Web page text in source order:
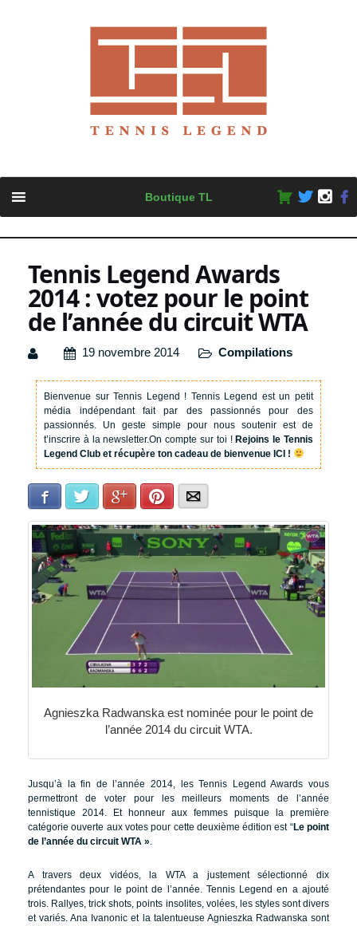
content
Boutique TL
Tennis Legend Awards
2014 : votez pour le point
de l’année du circuit WTA
19 novembre 2014 Compilations
Bienvenue sur Tennis Legend ! Tennis Legend est un petit
média indépendant fait par des passionnés pour des
passionnés. Un geste simple pour nous soutenir est de
t’inscrire à la newsletter.On compte sur toi !Rejoins le Tennis
Legend Club et récupère ton cadeau de bienvenue ICI !
Facebook Twitter Google+Pinterest
Agnieszka Radwanska est nominée pour le point de
l’année 2014 du circuit WTA.
Jusqu’à la fin de l’année 2014, les Tennis Legend Awards vous
permettront de voter pour les meilleurs moments de l’année
tennistique 2014. Et honneur aux femmes puisque la première
catégorie ouverte aux votes pour cette deuxième édition est “Le point
de l’année du circuit WTA ».
A travers deux vidéos, la WTA a justement sélectionné dix
prétendantes pour le point de l’année. Tennis Legend en a ajouté
trois. Rallyes, trick shots, points insolites, volées, les styles sont divers
et variés. Ana Ivanonic et la talentueuse Agnieszka Radwanska sont